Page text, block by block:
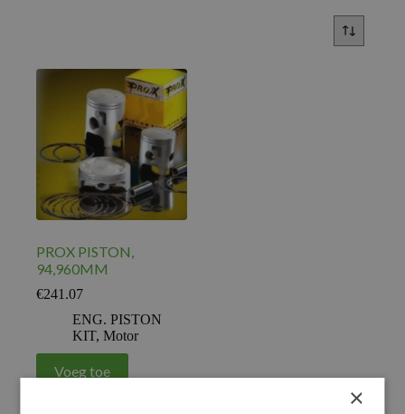
PROX PISTON,
94,960MM
€241.07
ENG. PISTON
KIT, Motor
Voeg toe
×